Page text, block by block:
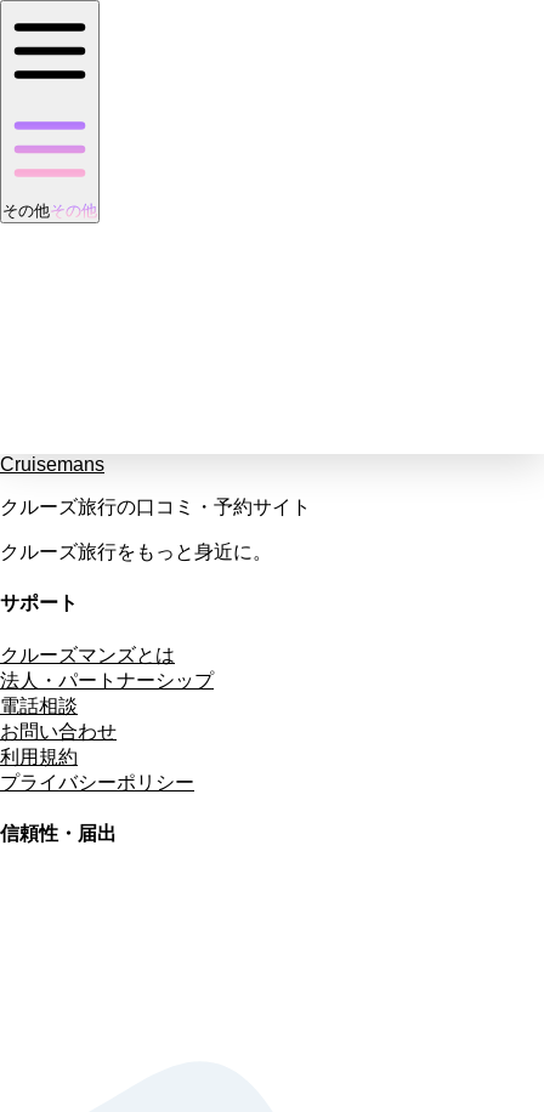
その他その他
Cruisemans
クルーズ旅行の口コミ・予約サイト
クルーズ旅行をもっと身近に。
サポート
クルーズマンズとは
法人・パートナーシップ
電話相談
お問い合わせ
利用規約
プライバシーポリシー
信頼性・届出